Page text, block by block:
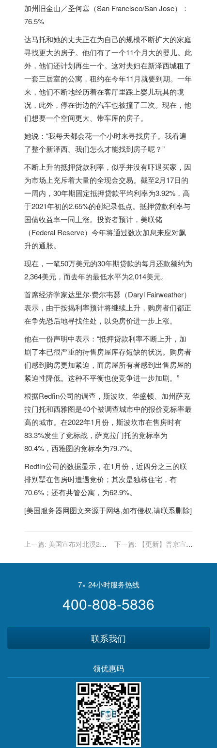
加州旧金山／圣何塞（San Francisco/San Jose）：
76.5%
达马托和她的丈夫正在为自己的规模不断扩大的家庭
寻找更大的房子。他们有了一个11个月大的婴儿。此
外，他们还计划再生一个。这对夫妇在新泽西城租了
一套三居室的公寓，租约在今年11月就要到期。一年
来，他们不断地经历着在客厅里踩上婴儿玩具的境
况，此外，停在街边的汽车也被撞了三次。现在，他
们想要一个空间更大、带车库的房子。
她说：“我每天都会花一个小时来寻找房子。我看遍
了整个新泽西。我们怎么才能找到房子呢？”
不断上升的抵押贷款利率，似乎并没有吓退买家，因
为市场上充斥着大量的全现金交易。截至2月17日的
一周内，30年期固定抵押贷款平均利率为3.92%，高
于2021年初的2.65%的创纪录低点。抵押贷款利率与
国债收益率一同上涨。投资者预计，美联储
（Federal Reserve）今年将通过数次加息来应对飙
升的通胀。
现在，一笔50万美元的30年期贷款的每月还款额约为
2,364美元，而去年的最低水平为2,014美元。
首席经济学家达里尔‧费尔韦瑟（Daryl Fairweather）
表示，由于按揭利率预计将继续上升，购房者们都正
在争先恐后地寻找住处，以免房价进一步上涨。
他在一份声明中表示：“抵押贷款利率不断上升，加
剧了本已很严重的待售房屋库存短缺的状况。购房者
们感到购房更加紧迫，而房屋所有者感到出售房屋的
紧迫性降低。这种不平衡也使竞争进一步加剧。”
根据Redfin公司的调查，斯波坎、华盛顿、加州萨克
拉门托和西雅图是40个被调查城市中的报价竞标率最
高的城市。在2022年1月份，斯波坎市在售房时有
83.3%发生了竞标战，萨克拉门托的竞标率为
80.4%，西雅图的竞标率为79.7%。
Redfin公司的数据显示，在1月份，近四分之三的联
排别墅在售房时遭遇竞价；其次是独栋住宅，有
70.6%；还有共管公寓，为62.9%。
[美国服务器网图文来源于网络,如有侵权,请联系删除]
上一篇: 美国宣布对北溪2号
下一篇:
【更新】普京宣布
7× 24小时服务热线
400-808-5836
联系我们
领优惠码